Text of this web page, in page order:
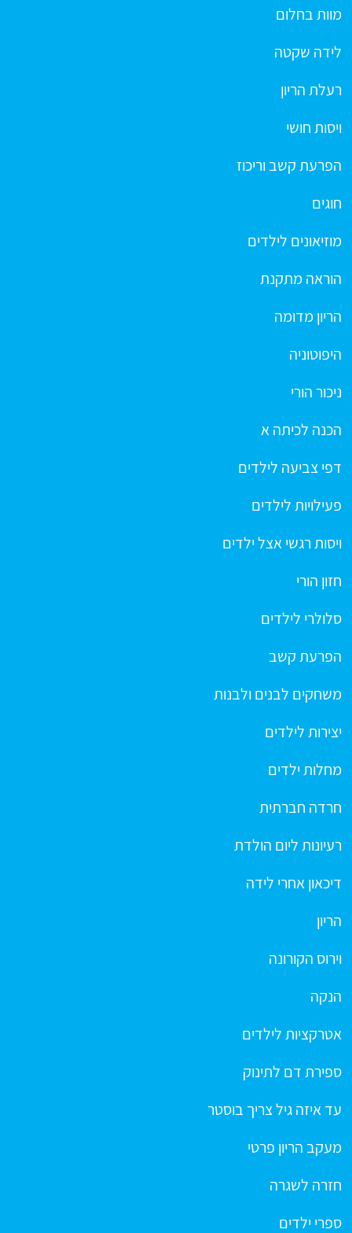
מוות בחלום
לידה שקטה
רעלת הריון
ויסות חושי
הפרעת קשב וריכוז
חוגים
מוזיאונים לילדים
הוראה מתקנת
הריון מדומה
היפוטוניה
ניכור הורי
הכנה לכיתה א
דפי צביעה לילדים
פעילויות לילדים
ויסות רגשי אצל ילדים
חזון הורי
סלולרי לילדים
הפרעת קשב
משחקים לבנים ולבנות
יצירות לילדים
מחלות ילדים
חרדה חברתית
רעיונות ליום הולדת
דיכאון אחרי לידה
הריון
וירוס הקורונה
הנקה
אטרקציות לילדים
ספירת דם לתינוק
עד איזה גיל צריך בוסטר
מעקב הריון פרטי
חזרה לשגרה
ספרי ילדים